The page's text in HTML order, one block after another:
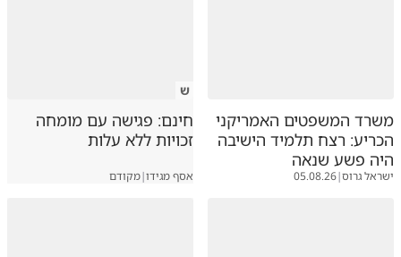
משרד המשפטים האמריקני
הכריע: רצח תלמיד הישיבה
היה פשע שנאה
ישראל גרוס|
05.08.26
ש
חינם: פגישה עם מומחה
זכויות ללא עלות
אסף מגידו|מקודם